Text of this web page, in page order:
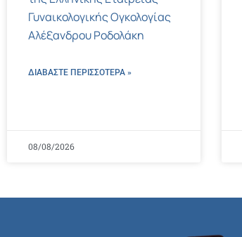
Γυναικολογικής Ογκολογίας
Αλέξανδρου Ροδολάκη
ΔΙΑΒΑΣΤΕ ΠΕΡΙΣΣΌΤΕΡΑ »
08/08/2026